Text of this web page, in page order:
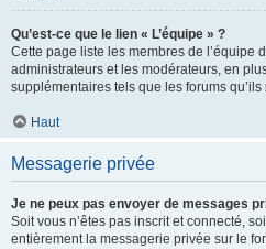
Qu’est-ce que le lien « L’équipe » ?
Cette page liste les membres de l’équipe
administrateurs et les modérateurs, en
supplémentaires tels que les forums qu’ils
Haut
Messagerie privée
Je ne peux pas envoyer de messages
Soit vous n’êtes pas inscrit et connecté,
entièrement la messagerie privée sur le